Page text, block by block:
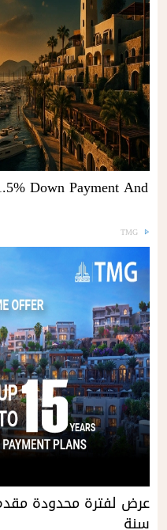
Down Payment And
TMG
سنة